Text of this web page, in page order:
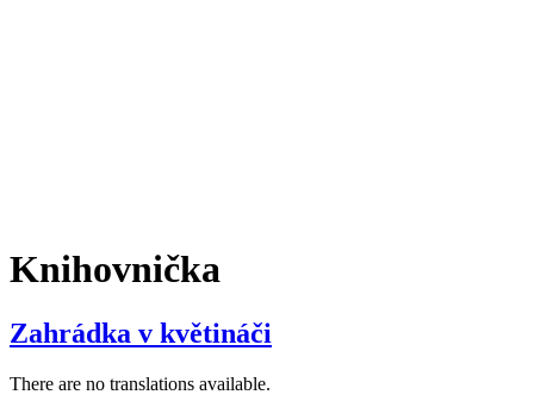
Knihovnička
Zahrádka v květináči
There are no translations available.